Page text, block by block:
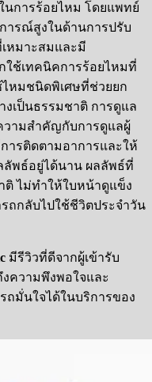
การร้อยไหม โดยแพทย์
ารณ์สูงในด้านการปรับ
หมาะสมและมี
ใช้เทคนิคการร้อยไหมที่
หมชนิดพิเศษที่ช่วยยก
งเป็นธรรมชาติ การดูแล
วามสำคัญกับการดูแลผู้
ารติดตามอาการและให้
ลัพธ์อยู่ได้นาน ผลลัพธ์ที่
ติ ไม่ทำให้ใบหน้าดูแข็ง
ถกลับไปใช้ชีวิตประจำวัน
มีรีวิวที่ดีจากผู้เข้ารับ
ความพึงพอใจและ
ถมั่นใจได้ในบริการของ